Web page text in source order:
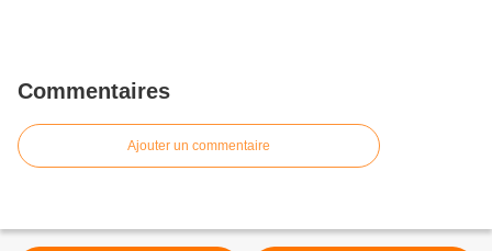
Commentaires
Ajouter un commentaire